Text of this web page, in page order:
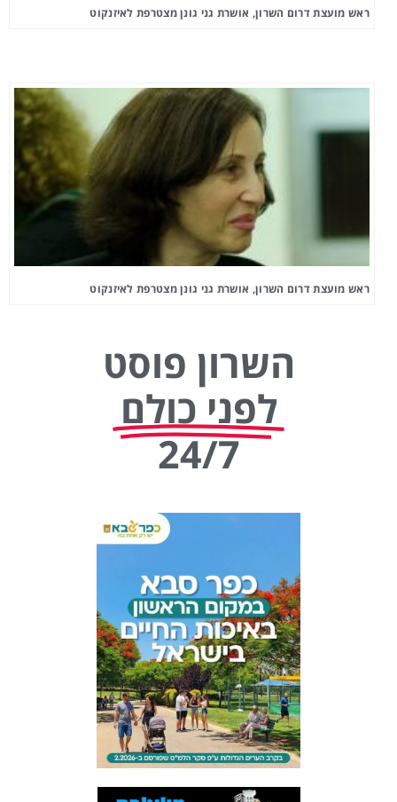
ראש מועצת דרום השרון, אושרת גני גונן מצטרפת לאיזנקוט
ראש מועצת דרום השרון, אושרת גני גונן מצטרפת לאיזנקוט
השרון פוסט
לפני כולם
24/7